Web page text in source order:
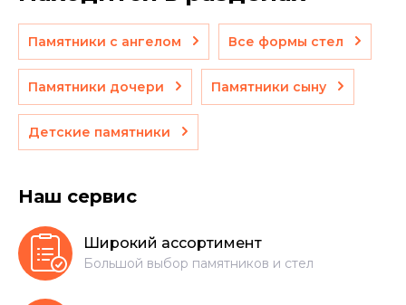
Памятники с ангелом Все формы стел
Памятники дочери Памятники сыну
Детские памятники
Наш сервис
Широкий ассортимент
Большой выбор памятников и стел